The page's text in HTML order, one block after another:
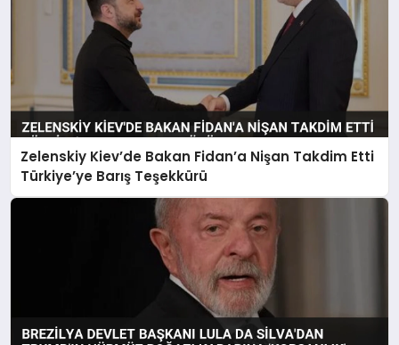
Zelenskiy Kiev’de Bakan Fidan’a Nişan Takdim Etti
Türkiye’ye Barış Teşekkürü